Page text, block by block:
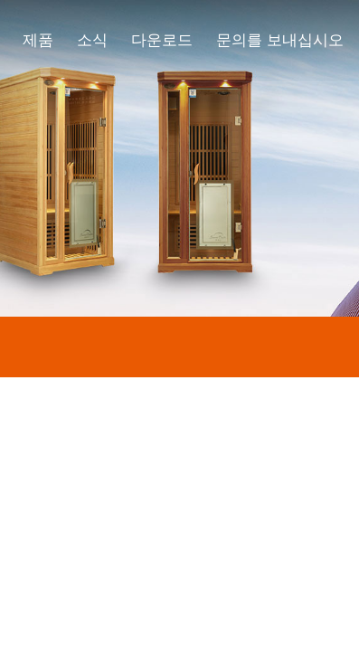
제품 소식 다운로드 문의를 보내십시오